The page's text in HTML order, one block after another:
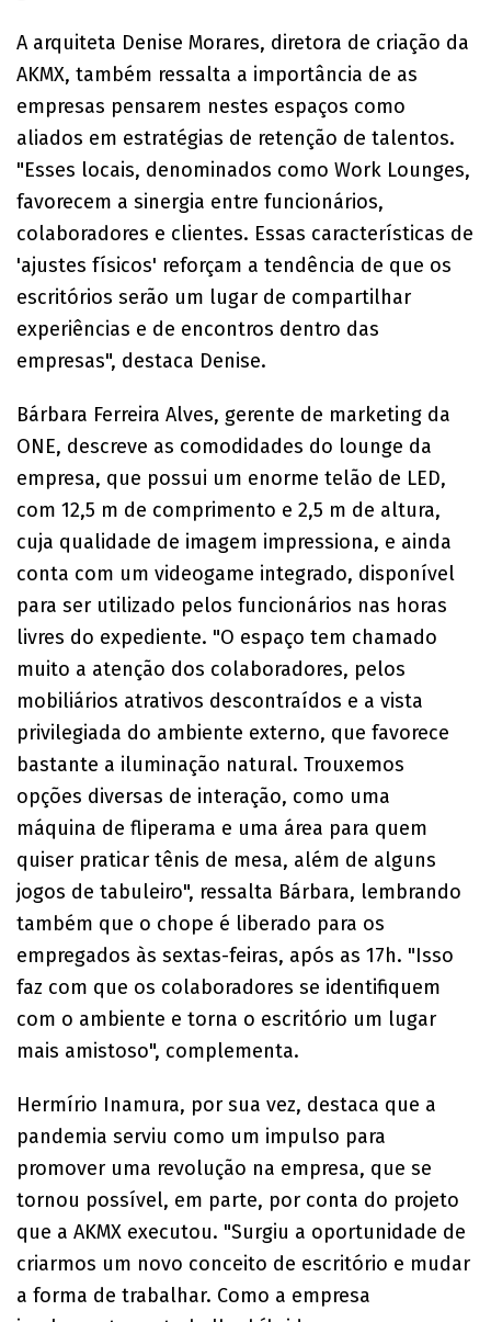
A arquiteta Denise Morares, diretora de criação da
AKMX, também ressalta a importância de as
empresas pensarem nestes espaços como
aliados em estratégias de retenção de talentos.
"Esses locais, denominados como Work Lounges,
favorecem a sinergia entre funcionários,
colaboradores e clientes. Essas características de
'ajustes físicos' reforçam a tendência de que os
escritórios serão um lugar de compartilhar
experiências e de encontros dentro das
empresas", destaca Denise.
Bárbara Ferreira Alves, gerente de marketing da
ONE, descreve as comodidades do lounge da
empresa, que possui um enorme telão de LED,
com 12,5 m de comprimento e 2,5 m de altura,
cuja qualidade de imagem impressiona, e ainda
conta com um videogame integrado, disponível
para ser utilizado pelos funcionários nas horas
livres do expediente. "O espaço tem chamado
muito a atenção dos colaboradores, pelos
mobiliários atrativos descontraídos e a vista
privilegiada do ambiente externo, que favorece
bastante a iluminação natural. Trouxemos
opções diversas de interação, como uma
máquina de fliperama e uma área para quem
quiser praticar tênis de mesa, além de alguns
jogos de tabuleiro", ressalta Bárbara, lembrando
também que o chope é liberado para os
empregados às sextas-feiras, após as 17h. "Isso
faz com que os colaboradores se identifiquem
com o ambiente e torna o escritório um lugar
mais amistoso", complementa.
Hermírio Inamura, por sua vez, destaca que a
pandemia serviu como um impulso para
promover uma revolução na empresa, que se
tornou possível, em parte, por conta do projeto
que a AKMX executou. "Surgiu a oportunidade de
criarmos um novo conceito de escritório e mudar
a forma de trabalhar. Como a empresa